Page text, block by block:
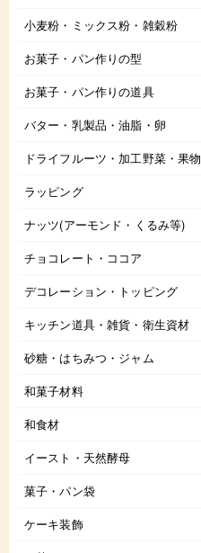
小麦粉・ミックス粉・雑穀粉
お菓子・パン作りの型
お菓子・パン作りの道具
バター・乳製品・油脂・卵
ドライフルーツ・加工野菜・果物
ラッピング
ナッツ(アーモンド・くるみ等)
チョコレート・ココア
デコレーション・トッピング
キッチン道具・雑貨・衛生資材
砂糖・はちみつ・ジャム
和菓子材料
和食材
イースト・天然酵母
菓子・パン袋
ケーキ装飾